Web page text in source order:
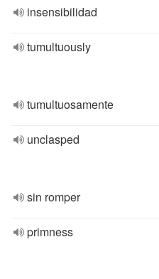
insensibilidad
tumultuously
tumultuosamente
unclasped
sin romper
primness